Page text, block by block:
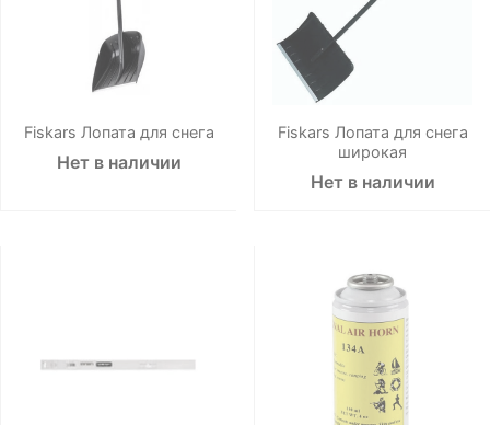
Fiskars Лопата для снега
Нет в наличии
Fiskars Лопата для снега
широкая
Нет в наличии